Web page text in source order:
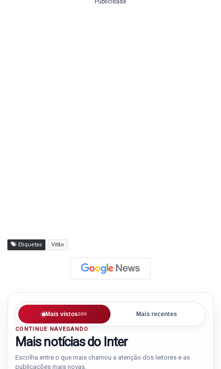
Publicidade
Etiquetas Vitão
Mais vistos24H Mais recentes
CONTINUE NAVEGANDO
Mais notícias do Inter
Escolha entre o que mais chamou a atenção dos leitores e as
publicações mais novas.